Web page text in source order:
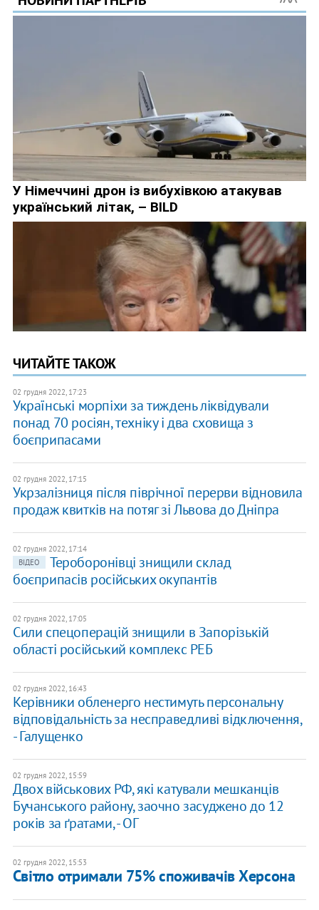
ЧИТАЙТЕ ТАКОЖ
02 грудня 2022, 17:23
Українські морпіхи за тиждень ліквідували
понад 70 росіян, техніку і два сховища з
боєприпасами
02 грудня 2022, 17:15
Укрзалізниця після піврічної перерви відновила
продаж квитків на потяг зі Львова до Дніпра
02 грудня 2022, 17:14
ВІДЕО
Тероборонівці знищили склад
боєприпасів російських окупантів
02 грудня 2022, 17:05
​Сили спецоперацій знищили в Запорізькій
області російський комплекс РЕБ
02 грудня 2022, 16:43
Керівники обленерго нестимуть персональну
відповідальність за несправедливі відключення,
- Галущенко
02 грудня 2022, 15:59
Двох військових РФ, які катували мешканців
Бучанського району, заочно засуджено до 12
років за ґратами, - ОГ
02 грудня 2022, 15:53
Світло отримали 75% споживачів Херсона